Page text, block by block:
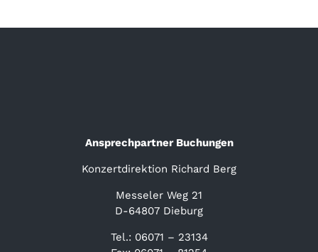
Ansprechpartner Buchungen
Konzertdirektion Richard Berg
Messeler Weg 21
D-64807 Dieburg
Tel.: 06071 – 23134